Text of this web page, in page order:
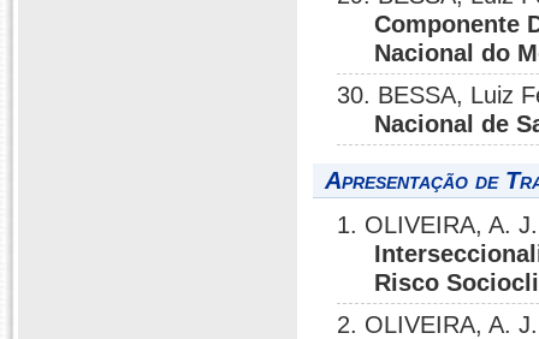
Componente
Nacional do
30. BESSA, Luiz
Nacional de
Apresentação de
1. OLIVEIRA, A.
Risco
2. OLIVEIRA, A.